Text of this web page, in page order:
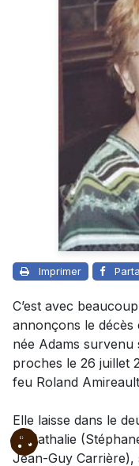
Imprimer
C’est avec
annonçons le décès
née Adams survenu
proches le 26 juillet
feu Roland
Elle laisse dans le
et Nathalie
Jean-Guy Carrière),